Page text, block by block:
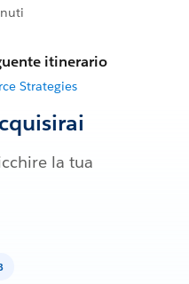
itinerario
Strategies
la tua